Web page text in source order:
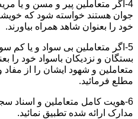
4-اگر متعاملین پیر و مسن و یا
جوان هستند خواسته شود که
خود را بعنوان شاهد همراه بیاورند.
5-اگر متعاملین بی سواد و یا کم
بستگان و نزدیکان باسواد خود را
متعاملین و شهود ایشان را از
مطلع فرمائید.
6-هویت کامل متعاملین و اسناد
مدارک ارائه شده تطبیق نمائید.